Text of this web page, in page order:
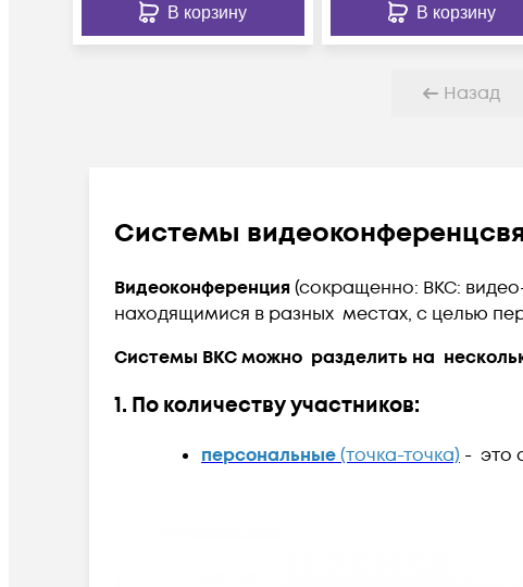
В корзину В корзину
Назад
Системы
Видеоконференция(сокращенно: ВКС:
находящимися в разных местах, с целью
Системы ВКС можно разделить на
1. По количеству участников:
персональные(точка-точка) - это